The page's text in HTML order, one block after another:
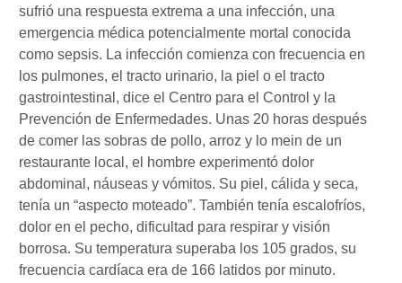
sufrió una respuesta extrema a una infección, una
emergencia médica potencialmente mortal conocida
como sepsis. La infección comienza con frecuencia en
los pulmones, el tracto urinario, la piel o el tracto
gastrointestinal, dice el Centro para el Control y la
Prevención de Enfermedades. Unas 20 horas después
de comer las sobras de pollo, arroz y lo mein de un
restaurante local, el hombre experimentó dolor
abdominal, náuseas y vómitos. Su piel, cálida y seca,
tenía un “aspecto moteado”. También tenía escalofríos,
dolor en el pecho, dificultad para respirar y visión
borrosa. Su temperatura superaba los 105 grados, su
frecuencia cardíaca era de 166 latidos por minuto.